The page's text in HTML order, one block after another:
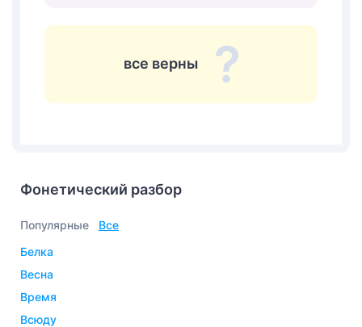
все верны
Фонетический разбор
Популярные
Все
белка
весна
время
всюду